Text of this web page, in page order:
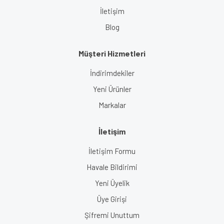
İletişim
Blog
Müşteri Hizmetleri
İndirimdekiler
Yeni Ürünler
Markalar
İletişim
İletişim Formu
Havale Bildirimi
Yeni Üyelik
Üye Girişi
Şifremi Unuttum